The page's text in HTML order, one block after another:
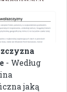
- Według
jaką